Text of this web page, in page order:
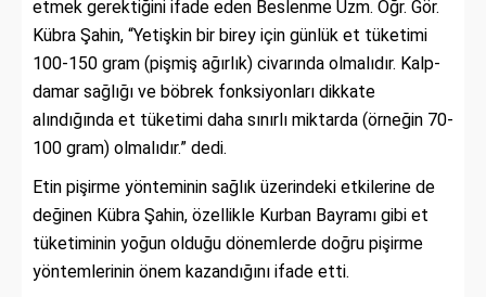
etmek gerektiğini ifade eden Beslenme Uzm. Öğr. Gör.
Kübra Şahin, “Yetişkin bir birey için günlük et tüketimi
100-150 gram (pişmiş ağırlık) civarında olmalıdır. Kalp-
damar sağlığı ve böbrek fonksiyonları dikkate
alındığında et tüketimi daha sınırlı miktarda (örneğin 70-
100 gram) olmalıdır.” dedi.
Etin pişirme yönteminin sağlık üzerindeki etkilerine de
değinen Kübra Şahin, özellikle Kurban Bayramı gibi et
tüketiminin yoğun olduğu dönemlerde doğru pişirme
yöntemlerinin önem kazandığını ifade etti.